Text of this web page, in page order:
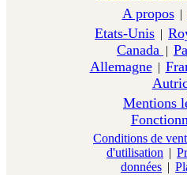
A propos |
Etats-Unis |
Canada |
Allemagne |
Mentions
Conditions de
d'utilisation |
données |